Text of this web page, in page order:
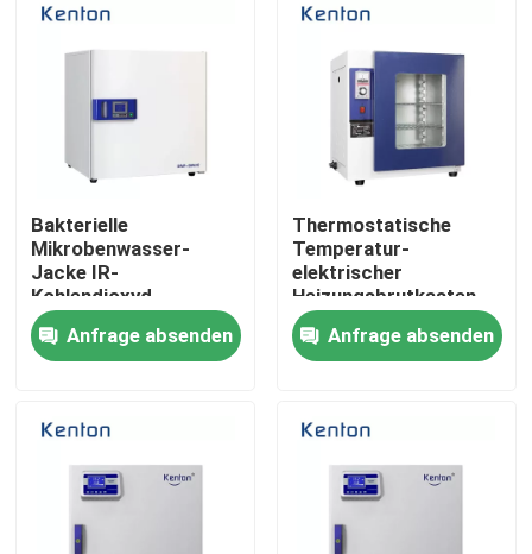
Nach Hause
Kontakte
Produkte
Bakterielle
Mikrobenwasser-
Jacke IR-
Kohlendioxyd-
Zellbrutkasten-
Laborausstattung
Anfrage absenden
Thermostatische
Temperatur-
elektrischer
Heizungsbrutkasten
für Labor
Anfrage absenden